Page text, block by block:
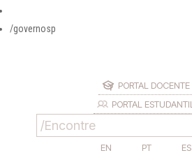
/governosp
PORTAL DOCENTE
PORTAL ESTUDANTIL
EN PT ES